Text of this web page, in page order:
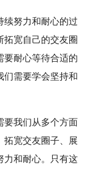
续努力和耐心的过
拓宽自己的交友圈
要耐心等待合适的
们需要学会坚持和
要我们从多个方面
拓宽交友圈子、展
力和耐心。只有这